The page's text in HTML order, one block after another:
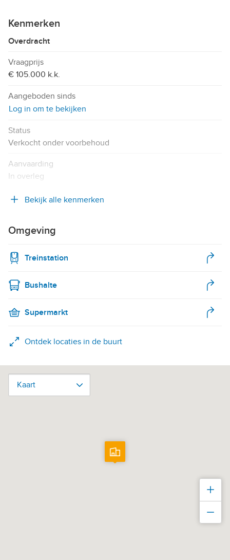
Kenmerken
Overdracht
Vraagprijs
€ 105.000 k.k.
Aangeboden sinds
Log in om te bekijken
Status
Verkocht onder voorbehoud
Aanvaarding
In overleg
Bekijk alle kenmerken
Omgeving
Treinstation
Bushalte
Supermarkt
Ontdek locaties in de buurt
Kaart
Kaart